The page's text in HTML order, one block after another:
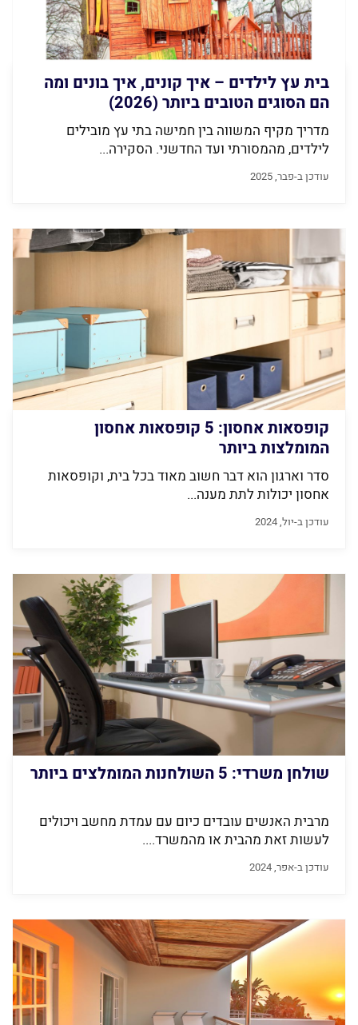
בית עץ לילדים – איך קונים, איך בונים ומה
הם הסוגים הטובים ביותר (2026)
מדריך מקיף המשווה בין חמישה בתי עץ מובילים
לילדים, מהמסורתי ועד החדשני. הסקירה...
עודכן ב-פבר, 2025
קופסאות אחסון: 5 קופסאות אחסון
המומלצות ביותר
סדר וארגון הוא דבר חשוב מאוד בכל בית, וקופסאות
אחסון יכולות לתת מענה...
עודכן ב-יול, 2024
שולחן משרדי: 5 השולחנות המומלצים ביותר
מרבית האנשים עובדים כיום עם עמדת מחשב ויכולים
לעשות זאת מהבית או מהמשרד....
עודכן ב-אפר, 2024